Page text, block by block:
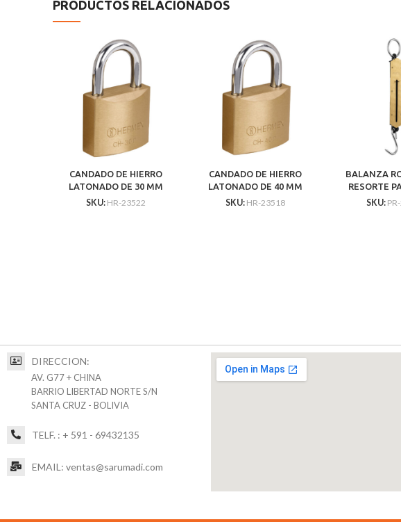
PRODUCTOS RELACIONADOS
CANDADO DE HIERRO
LATONADO DE 30 MM
CORTO
SKU: HR-23522
CANDADO DE HIERRO
LATONADO DE 40 MM
CORTO
SKU: HR-23518
BALANZA
RESORTE
SKU:
DIRECCION:
AV. G77 + CHINA
BARRIO LIBERTAD NORTE S/N
SANTA CRUZ - BOLIVIA
TELF. : + 591 - 69432135
EMAIL: ventas@sarumadi.com